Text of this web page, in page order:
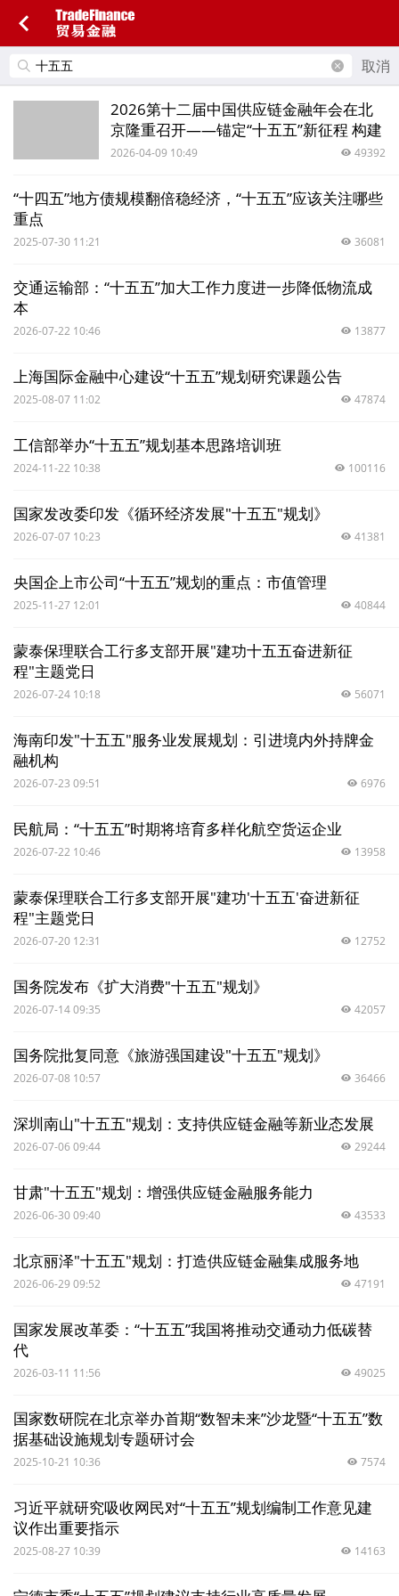
取消
2026第十二届中国供应链金融年会在北
京隆重召开——锚定“十五五”新征程 构建
供应链金融新生态
2026-04-09 10:49 49392
“十四五”地方债规模翻倍稳经济，“十五五”应该关注哪些
重点
2025-07-30 11:21 36081
交通运输部：“十五五”加大工作力度进一步降低物流成
本
2026-07-22 10:46 13877
上海国际金融中心建设“十五五”规划研究课题公告
2025-08-07 11:02 47874
工信部举办“十五五”规划基本思路培训班
2024-11-22 10:38 100116
国家发改委印发《循环经济发展"十五五"规划》
2026-07-07 10:23 41381
央国企上市公司“十五五”规划的重点：市值管理
2025-11-27 12:01 40844
蒙泰保理联合工行多支部开展"建功十五五奋进新征
程"主题党日
2026-07-24 10:18 56071
海南印发"十五五"服务业发展规划：引进境内外持牌金
融机构
2026-07-23 09:51 6976
民航局：“十五五”时期将培育多样化航空货运企业
2026-07-22 10:46 13958
蒙泰保理联合工行多支部开展"建功'十五五'奋进新征
程"主题党日
2026-07-20 12:31 12752
国务院发布《扩大消费"十五五"规划》
2026-07-14 09:35 42057
国务院批复同意《旅游强国建设"十五五"规划》
2026-07-08 10:57 36466
深圳南山"十五五"规划：支持供应链金融等新业态发展
2026-07-06 09:44 29244
甘肃"十五五"规划：增强供应链金融服务能力
2026-06-30 09:40 43533
北京丽泽"十五五"规划：打造供应链金融集成服务地
2026-06-29 09:52 47191
国家发展改革委：“十五五”我国将推动交通动力低碳替
代
2026-03-11 11:56 49025
国家数研院在北京举办首期“数智未来”沙龙暨“十五五”数
据基础设施规划专题研讨会
2025-10-21 10:36 7574
习近平就研究吸收网民对“十五五”规划编制工作意见建
议作出重要指示
2025-08-27 10:39 14163